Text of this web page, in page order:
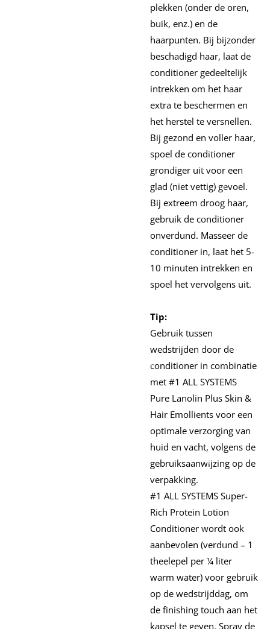
plekken (onder de oren,
buik, enz.) en de
haarpunten. Bij bijzonder
beschadigd haar, laat de
conditioner gedeeltelijk
intrekken om het haar
extra te beschermen en
het herstel te versnellen.
Bij gezond en voller haar,
spoel de conditioner
grondiger uit voor een
glad (niet vettig) gevoel.
Bij extreem droog haar,
gebruik de conditioner
onverdund. Masseer de
conditioner in, laat het 5-
10 minuten intrekken en
spoel het vervolgens uit.
Tip:
Gebruik tussen
wedstrijden door de
conditioner in combinatie
met #1 ALL SYSTEMS
Pure Lanolin Plus Skin &
Hair Emollients voor een
optimale verzorging van
huid en vacht, volgens de
gebruiksaanwijzing op de
verpakking.
#1 ALL SYSTEMS Super-
Rich Protein Lotion
Conditioner wordt ook
aanbevolen (verdund – 1
theelepel per ¼ liter
warm water) voor gebruik
op de wedstrijddag, om
de finishing touch aan het
kapsel te geven. Spray de